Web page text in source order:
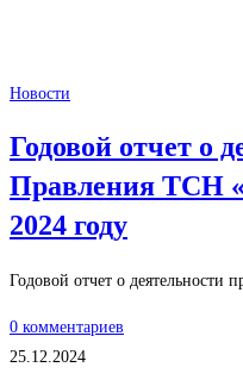
Новости
Годовой отчет о
Правления ТСН
2024 году
Годовой отчет о деятельности
0 комментариев
25.12.2024